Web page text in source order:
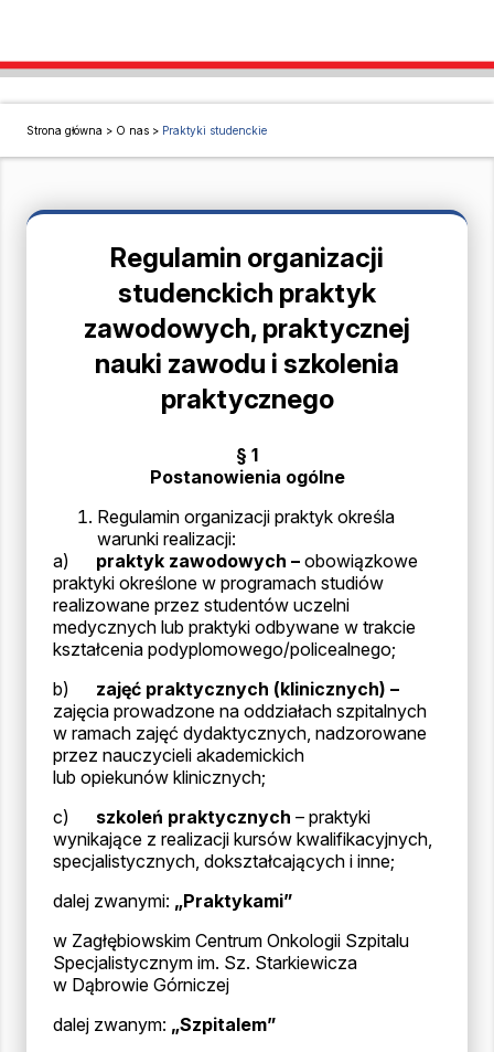
Strona główna > O nas > Praktyki studenckie
Regulamin organizacji
studenckich praktyk
zawodowych, praktycznej
nauki zawodu i szkolenia
praktycznego
§ 1
Postanowienia ogólne
Regulamin organizacji praktyk określa
warunki realizacji:
a) praktyk zawodowych – obowiązkowe
praktyki określone w programach studiów
realizowane przez studentów uczelni
medycznych lub praktyki odbywane w trakcie
kształcenia podyplomowego/policealnego;
b) zajęć praktycznych (klinicznych) –
zajęcia prowadzone na oddziałach szpitalnych
w ramach zajęć dydaktycznych, nadzorowane
przez nauczycieli akademickich
lub opiekunów klinicznych;
c) szkoleń praktycznych – praktyki
wynikające z realizacji kursów kwalifikacyjnych,
specjalistycznych, dokształcających i inne;
dalej zwanymi: „Praktykami”
w Zagłębiowskim Centrum Onkologii Szpitalu
Specjalistycznym im. Sz. Starkiewicza
w Dąbrowie Górniczej
dalej zwanym: „Szpitalem”